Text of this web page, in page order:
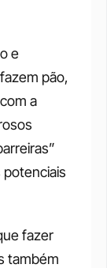
e
pão,
a
fazer
também